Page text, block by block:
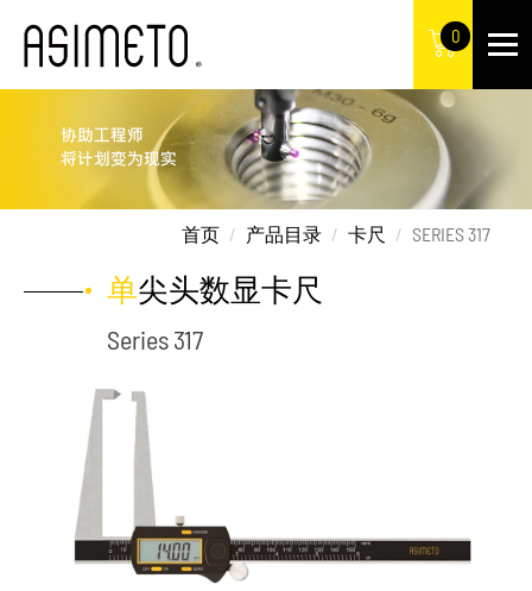
0
首页 产品目录 卡尺 SERIES 317
单尖头数显卡尺
Series 317